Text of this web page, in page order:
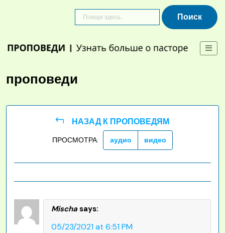
проповеди
НАЗАД К ПРОПОВЕДЯМ
ПРОСМОТРА: аудио видео
Mischa says:
05/23/2021 at 6:51 PM